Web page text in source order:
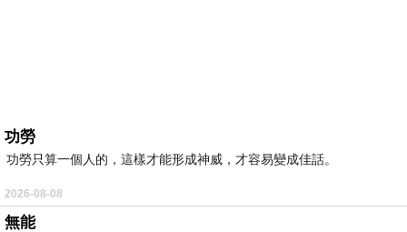
功勞
功勞只算一個人的，這樣才能形成神威，才容易變成佳話。
2026-08-08
無能